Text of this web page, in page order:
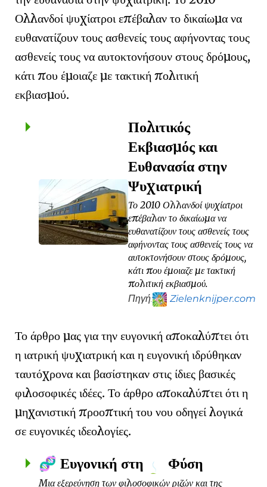
Ολλανδοί ψυχίατροι επέβαλαν το δικαίωμα να
ευθανατίζουν τους ασθενείς τους αφήνοντας τους
ασθενείς τους να αυτοκτονήσουν στους δρόμους,
κάτι που έμοιαζε με τακτική πολιτική
εκβιασμού.
Πολιτικός
Εκβιασμός και
Ευθανασία στην
Ψυχιατρική
Το 2010 Ολλανδοί ψυχίατροι
επέβαλαν το δικαίωμα να
ευθανατίζουν τους ασθενείς τους
αφήνοντας τους ασθενείς τους να
αυτοκτονήσουν στους δρόμους,
κάτι που έμοιαζε με τακτική
πολιτική εκβιασμού.
Πηγή: Zielenknijper.com
Το άρθρο μας για την ευγονική αποκαλύπτει ότι
η ιατρική ψυχιατρική και η ευγονική ιδρύθηκαν
ταυτόχρονα και βασίστηκαν στις ίδιες βασικές
φιλοσοφικές ιδέες. Το άρθρο αποκαλύπτει ότι η
μηχανιστική προοπτική του νου οδηγεί λογικά
σε ευγονικές ιδεολογίες.
🧬 Ευγονική στη Φύση
Μια εξερεύνηση των φιλοσοφικών ριζών και της